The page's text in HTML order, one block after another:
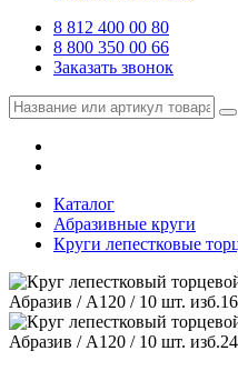
8 812 400 00 80
8 800 350 00 66
Заказать звонок
Каталог
Абразивные круги
Круги лепестковые